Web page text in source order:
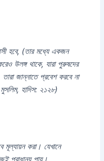
হবে, (তার মধ্যে একজন
উলঙ্গ থাকে, যারা পুরুষদের
জান্নাতে প্রবেশ করবে না
হাদিস: ২১২৮)
মূল্যায়ন করা। যেখানে
প্রাধান্য পায়।